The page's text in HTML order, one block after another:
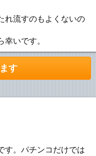
れ流すのもよくないの
いです。
す
。パチンコだけでは